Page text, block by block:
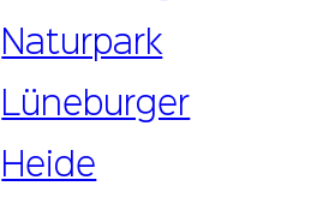
Naturpark
Lüneburger
Heide